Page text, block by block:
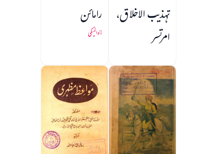
تہذیب الاخلاق،
امرتسر
رامائن
والمیکی